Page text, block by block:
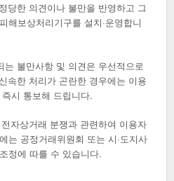
당한 의견이나 불만을 반영하고 그
해보상처리기구를 설치·운영합니
불만사항 및 의견은 우선적으로
속한 처리가 곤란한 경우에는 이용
시 통보해 드립니다.
자상거래 분쟁과 관련하여 이용자
는 공정거래위원회 또는 시·도지사
정에 따를 수 있습니다.